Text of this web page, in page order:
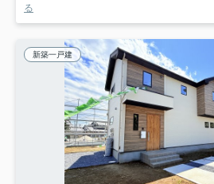
る
新築一戸建